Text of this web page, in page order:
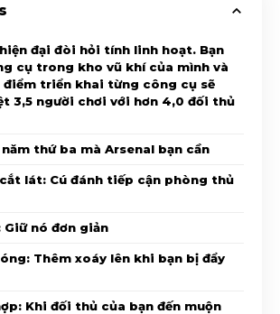
đại đòi hỏi tính linh hoạt. Bạn
cụ trong kho vũ khí của mình và
triển khai từng công cụ sẽ
3,5 người chơi với hơn 4,0 đối thủ
thứ ba mà Arsenal bạn cần
cắt lát: Cú đánh tiếp cận phòng thủ
Giữ nó đơn giản
Thêm xoáy lên khi bạn bị đẩy
Khi đối thủ của bạn đến muộn